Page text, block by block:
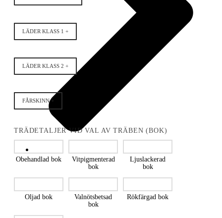
LÄDER KLASS 1 +
LÄDER KLASS 2 +
FÅRSKINN +
TRÄDETALJER VID VAL AV TRÄBEN (BOK)
Obehandlad bok
Vitpigmenterad
bok
Ljuslackerad
bok
Oljad bok
Valnötsbetsad
bok
Rökfärgad bok